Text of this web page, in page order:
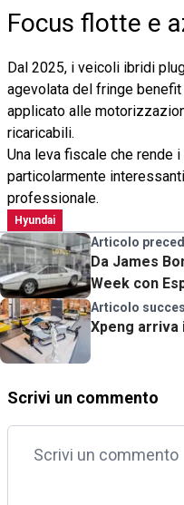
Focus flotte e
Dal 2025, i veicoli ibridi
agevolata del fringe
applicato alle
ricaricabili.
Una leva fiscale che rende
particolarmente
professionale.
Hyundai
Articolo
Da James
Week con
Articolo
Xpeng arriva
Scrivi un commento